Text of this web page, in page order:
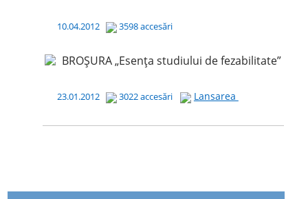
10.04.2012 3598 accesări
BROȘURA „Esența studiului de fezabilitate”
23.01.2012 3022 accesări Lansarea